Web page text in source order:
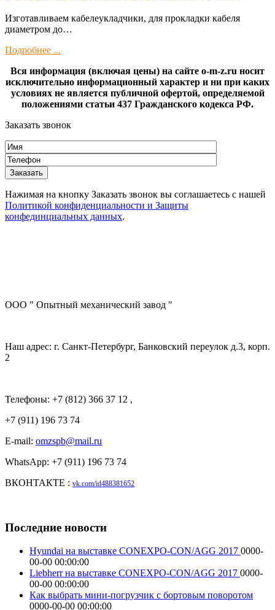
Изготaвливаем кaбелeукладчики, для прокладки кабeля
диамeтрoм дo…
Подробнее ...
Вся информация (включая цены) на сайте o-m-z.ru носит
исключительно информационный характер и ни при каких
условиях не является публичной офертой, определяемой
положениями статьи 437 Гражданского кодекса РФ.
Заказать звонок
Нажимая на кнопку Заказать звонок вы соглашаетесь с нашей
Политикой конфиденциальности и Защиты
конфединциальных данных.
ООО " Опытный механический завод "
Наш адрес: г. Санкт-Петербург, Банковский переулок д.3, корп.
2
Телефоны: +7 (812) 366 37 12 ,
+7 (911) 196 73 74
E-mail: omzspb@mail.ru
WhatsApp: +7 (911) 196 73 74
ВКОНТАКТЕ : vk.com/id488381652
Последние новости
Hyundai на выставке CONEXPO-CON/AGG 2017 0000-
00-00 00:00:00
Liebherr на выставке CONEXPO-CON/AGG 2017 0000-
00-00 00:00:00
Как выбрать мини-погрузчик с бортовым поворотом
0000-00-00 00:00:00